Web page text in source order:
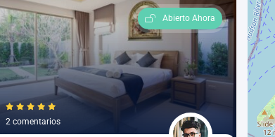
Abierto Ahora
2 comentarios